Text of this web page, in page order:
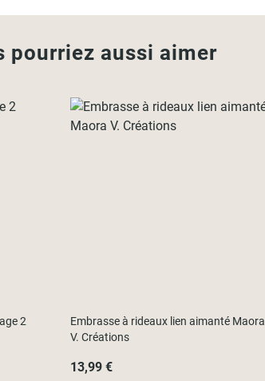
pourriez aussi aimer
2
Embrasse à rideaux lien aimanté Maora
V. Créations
13,99 €